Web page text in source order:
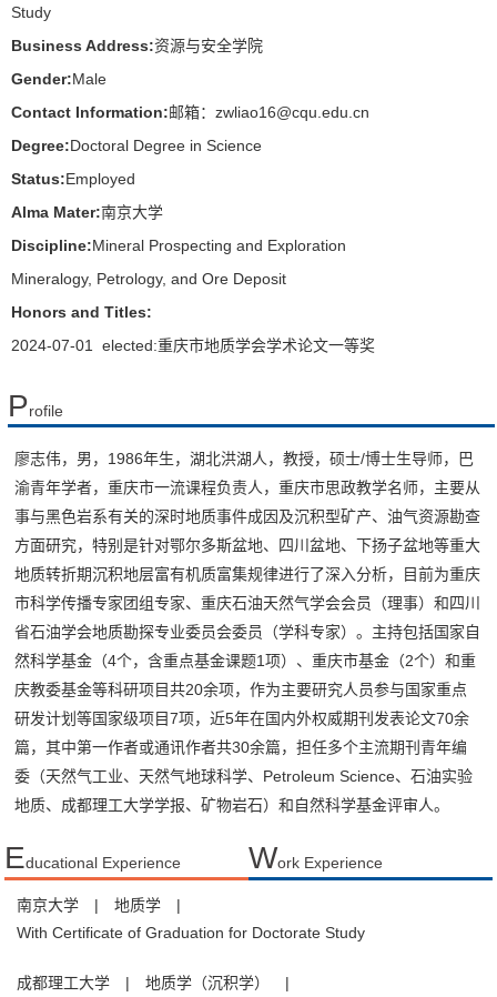
Study
Business Address:资源与安全学院
Gender:Male
Contact Information:邮箱：zwliao16@cqu.edu.cn
Degree:Doctoral Degree in Science
Status:Employed
Alma Mater:南京大学
Discipline:Mineral Prospecting and Exploration
Mineralogy, Petrology, and Ore Deposit
Honors and Titles:
2024-07-01 elected:重庆市地质学会学术论文一等奖
Profile
廖志伟，男，1986年生，湖北洪湖人，教授，硕士/博士生导师，巴
渝青年学者，重庆市一流课程负责人，重庆市思政教学名师，主要从
事与黑色岩系有关的深时地质事件成因及沉积型矿产、油气资源勘查
方面研究，特别是针对鄂尔多斯盆地、四川盆地、下扬子盆地等重大
地质转折期沉积地层富有机质富集规律进行了深入分析，目前为重庆
市科学传播专家团组专家、重庆石油天然气学会会员（理事）和四川
省石油学会地质勘探专业委员会委员（学科专家）。主持包括国家自
然科学基金（4个，含重点基金课题1项）、重庆市基金（2个）和重
庆教委基金等科研项目共20余项，作为主要研究人员参与国家重点
研发计划等国家级项目7项，近5年在国内外权威期刊发表论文70余
篇，其中第一作者或通讯作者共30余篇，担任多个主流期刊青年编
委（天然气工业、天然气地球科学、Petroleum Science、石油实验
地质、成都理工大学学报、矿物岩石）和自然科学基金评审人。
Educational Experience Work Experience
南京大学 | 地质学
|
With Certificate of Graduation for Doctorate Study
成都理工大学 | 地质学（沉积学）
|